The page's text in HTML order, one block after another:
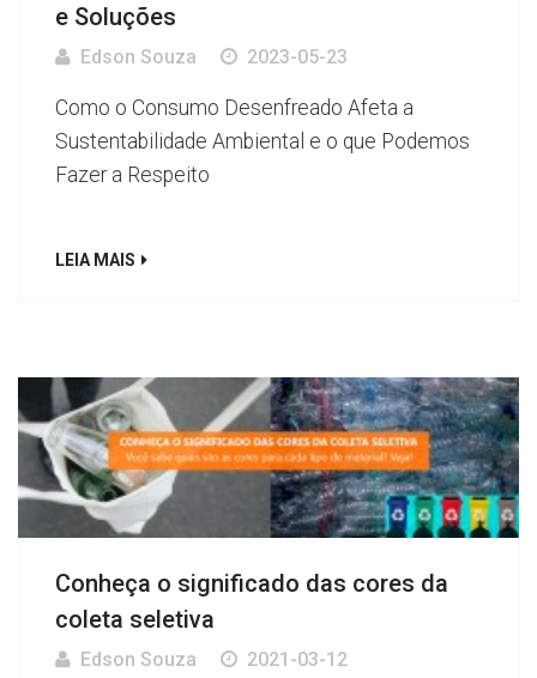
e Soluções
Edson Souza 2023-05-23
Como o Consumo Desenfreado Afeta a
Sustentabilidade Ambiental e o que Podemos
Fazer a Respeito
LEIA MAIS
Conheça o significado das cores da
coleta seletiva
Edson Souza 2021-03-12